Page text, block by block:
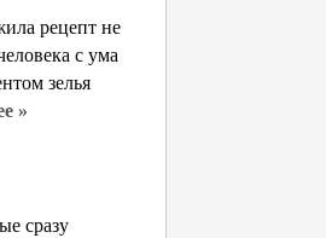
рецепт не
с ума
зелья
»
сразу